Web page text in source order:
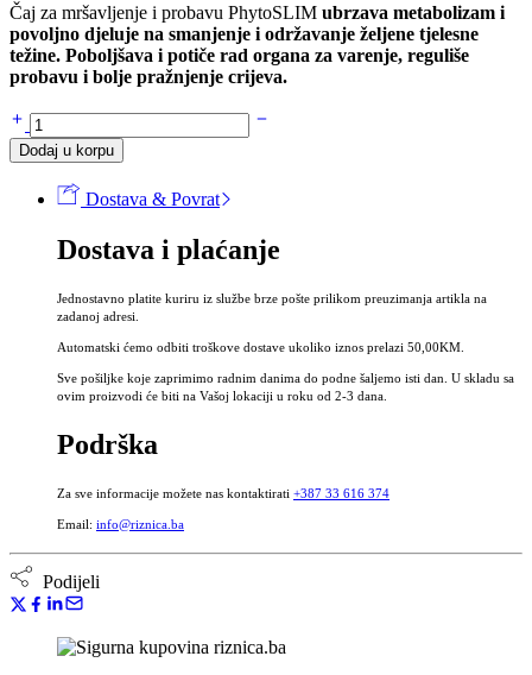
Čaj za mršavljenje i probavu PhytoSLIM ubrzava metabolizam i
povoljno djeluje na smanjenje i održavanje željene tjelesne
težine. Poboljšava i potiče rad organa za varenje, reguliše
probavu i bolje pražnjenje crijeva.
Čaj
za
mršavljenje
probavu
Dodaj u korpu
Dostava & Povrat
Dostava i plaćanje
Jednostavno platite kuriru iz službe brze pošte prilikom preuzimanja artikla na
zadanoj adresi.
Automatski ćemo odbiti troškove dostave ukoliko iznos prelazi 50,00KM.
Sve pošiljke koje zaprimimo radnim danima do podne šaljemo isti dan. U skladu sa
ovim proizvodi će biti na Vašoj lokaciji u roku od 2-3 dana.
Podrška
Za sve informacije možete nas kontaktirati +387 33 616 374
Email: info@riznica.ba
Podijeli